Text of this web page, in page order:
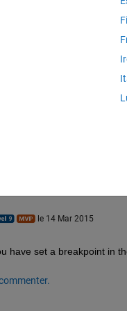
of this function
goes here
le 14 Mar 2015
have set a breakpoint in